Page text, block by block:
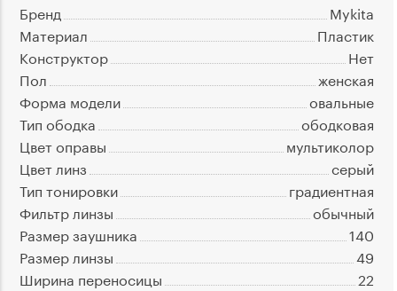
Бренд
Mykita
Материал
Пластик
Конструктор
Нет
Пол
женская
Форма модели
овальные
Тип ободка
ободковая
Цвет оправы
мультиколор
Цвет линз
серый
Тип тонировки
градиентная
Фильтр линзы
обычный
Размер заушника
140
Размер линзы
49
Ширина переносицы
22